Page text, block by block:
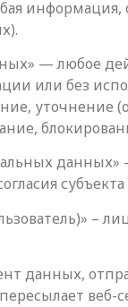
— любое
или без
уточнение
данных,
веб-